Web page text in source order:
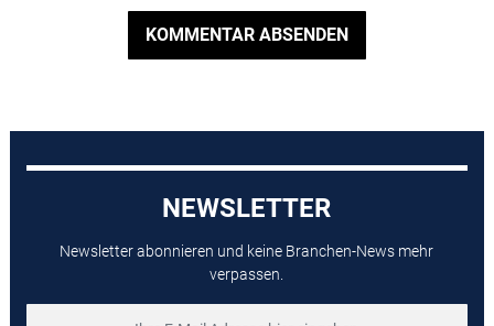
KOMMENTAR ABSENDEN
NEWSLETTER
Newsletter abonnieren und keine Branchen-News mehr
verpassen.